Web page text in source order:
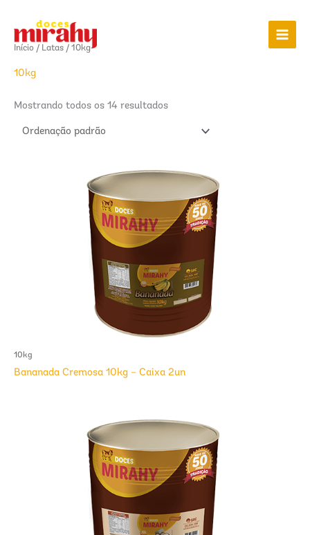
conteúdo
Início / Latas / 10kg
10kg
Mostrando todos os 14 resultados
10kg
Bananada Cremosa 10kg – Caixa 2un